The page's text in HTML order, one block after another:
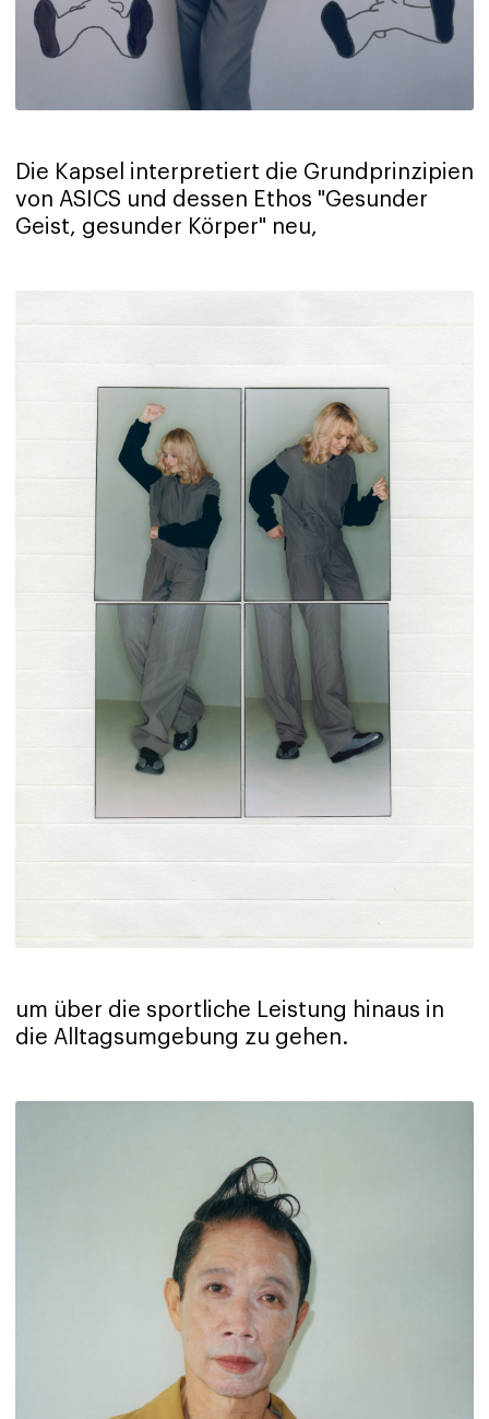
Die Kapsel interpretiert die Grundprinzipien
von ASICS und dessen Ethos "Gesunder
Geist, gesunder Körper" neu,
um über die sportliche Leistung hinaus in
die Alltagsumgebung zu gehen.